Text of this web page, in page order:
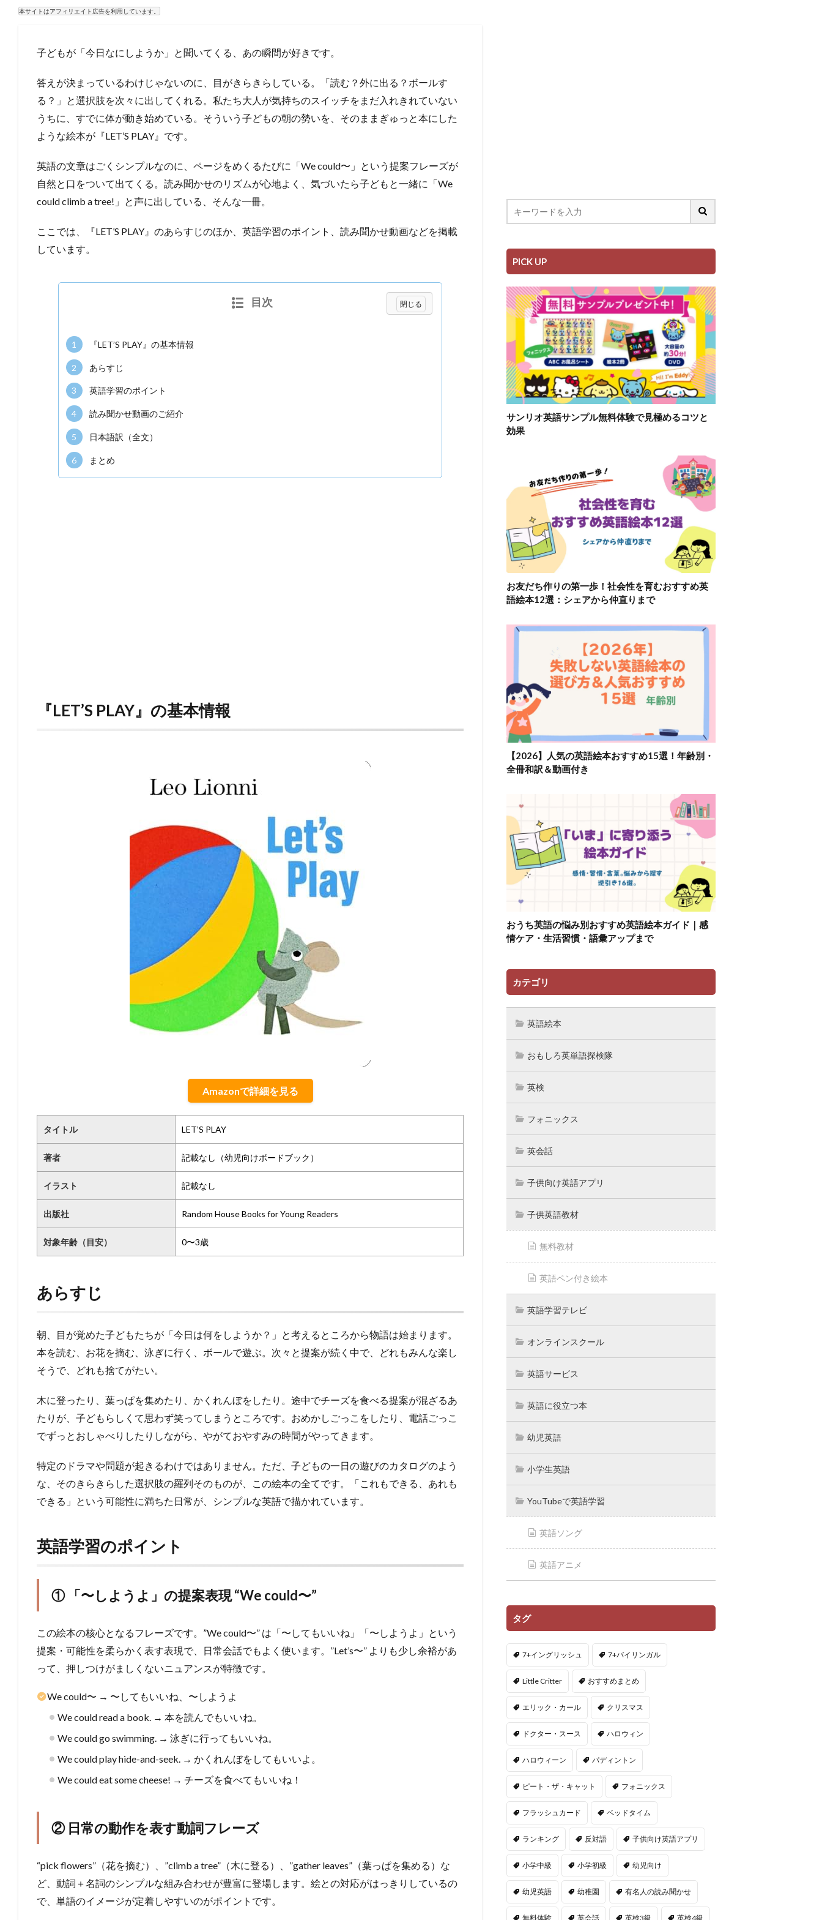
本サイトはアフィリエイト広告を利用しています。
子どもが「今日なにしようか」と聞いてくる、あの瞬間が好きです。
答えが決まっているわけじゃないのに、目がきらきらしている。「読む？外に出る？ボールす
る？」と選択肢を次々に出してくれる。私たち大人が気持ちのスイッチをまだ入れきれていない
うちに、すでに体が動き始めている。そういう子どもの朝の勢いを、そのままぎゅっと本にした
ような絵本が『LET’S PLAY』です。
英語の文章はごくシンプルなのに、ページをめくるたびに「We could〜」という提案フレーズが
自然と口をついて出てくる。読み聞かせのリズムが心地よく、気づいたら子どもと一緒に「We
could climb a tree!」と声に出している、そんな一冊。
ここでは、『LET’S PLAY』のあらすじのほか、英語学習のポイント、読み聞かせ動画などを掲載
しています。
目次
1 『LET’S PLAY』の基本情報
2 あらすじ
3 英語学習のポイント
4 読み聞かせ動画のご紹介
5 日本語訳（全文）
6 まとめ
『LET’S PLAY』の基本情報
Amazonで詳細を見る
タイトル LET’S PLAY
著者 記載なし（幼児向けボードブック）
イラスト 記載なし
出版社 Random House Books for Young Readers
対象年齢（目安） 0〜3歳
あらすじ
朝、目が覚めた子どもたちが「今日は何をしようか？」と考えるところから物語は始まります。
本を読む、お花を摘む、泳ぎに行く、ボールで遊ぶ。次々と提案が続く中で、どれもみんな楽し
そうで、どれも捨てがたい。
木に登ったり、葉っぱを集めたり、かくれんぼをしたり。途中でチーズを食べる提案が混ざるあ
たりが、子どもらしくて思わず笑ってしまうところです。おめかしごっこをしたり、電話ごっこ
でずっとおしゃべりしたりしながら、やがておやすみの時間がやってきます。
特定のドラマや問題が起きるわけではありません。ただ、子どもの一日の遊びのカタログのよう
な、そのきらきらした選択肢の羅列そのものが、この絵本の全てです。「これもできる、あれも
できる」という可能性に満ちた日常が、シンプルな英語で描かれています。
英語学習のポイント
① 「〜しようよ」の提案表現 “We could〜”
この絵本の核心となるフレーズです。”We could〜” は「〜してもいいね」「〜しようよ」という
提案・可能性を柔らかく表す表現で、日常会話でもよく使います。”Let’s〜” よりも少し余裕があ
って、押しつけがましくないニュアンスが特徴です。
We could〜 → 〜してもいいね、〜しようよ
We could read a book. → 本を読んでもいいね。
We could go swimming. → 泳ぎに行ってもいいね。
We could play hide-and-seek. → かくれんぼをしてもいいよ。
We could eat some cheese! → チーズを食べてもいいね！
② 日常の動作を表す動詞フレーズ
“pick flowers”（花を摘む）、”climb a tree”（木に登る）、”gather leaves”（葉っぱを集める）な
ど、動詞＋名詞のシンプルな組み合わせが豊富に登場します。絵との対応がはっきりしているの
で、単語のイメージが定着しやすいのがポイントです。
PICK UP
サンリオ英語サンプル無料体験で見極めるコツと
効果
お友だち作りの第一歩！社会性を育むおすすめ英
語絵本12選：シェアから仲直りまで
【2026】人気の英語絵本おすすめ15選！年齢別・
全冊和訳＆動画付き
おうち英語の悩み別おすすめ英語絵本ガイド｜感
情ケア・生活習慣・語彙アップまで
カテゴリ
英語絵本
おもしろ英単語探検隊
英検
フォニックス
英会話
子供向け英語アプリ
子供英語教材
無料教材
英語ペン付き絵本
英語学習テレビ
オンラインスクール
英語サービス
英語に役立つ本
幼児英語
小学生英語
YouTubeで英語学習
英語ソング
英語アニメ
タグ
7+イングリッシュ 7+バイリンガル
Little Critter おすすめまとめ
エリック・カール クリスマス
ドクター・スース ハロウィン
ハロウィーン パディントン
ピート・ザ・キャット フォニックス
フラッシュカード ベッドタイム
ランキング 反対語 子供向け英語アプリ
小学中級 小学初級 幼児向け
幼児英語 幼稚園 有名人の読み聞かせ
無料体験 英会話 英検3級 英検4級